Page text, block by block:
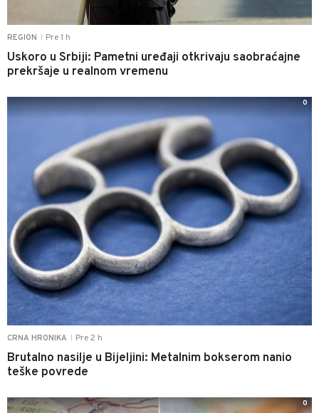
REGION Pre 1 h
Uskoro u Srbiji: Pametni uređaji otkrivaju saobraćajne
prekršaje u realnom vremenu
CRNA HRONIKA Pre 2 h
Brutalno nasilje u Bijeljini: Metalnim bokserom nanio
teške povrede
0
0